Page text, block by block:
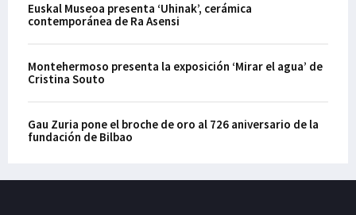
Euskal Museoa presenta ‘Uhinak’, cerámica
contemporánea de Ra Asensi
Montehermoso presenta la exposición ‘Mirar el agua’ de
Cristina Souto
Gau Zuria pone el broche de oro al 726 aniversario de la
fundación de Bilbao